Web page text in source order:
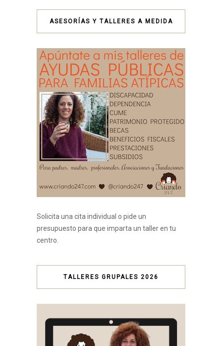
ASESORÍAS Y TALLERES A MEDIDA
Solicita una cita individual o pide un
presupuesto para que imparta un taller en tu
centro.
TALLERES GRUPALES 2026